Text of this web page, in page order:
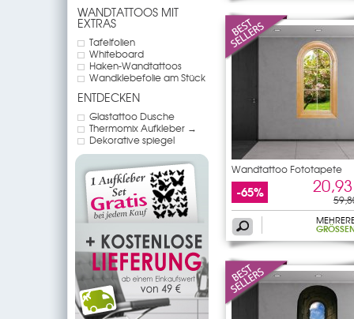
WANDTATTOOS MIT
EXTRAS
Tafelfolien
Whiteboard
Haken-Wandtattoos
Wandklebefolie am Stück
ENTDECKEN
Glastattoo Dusche
Thermomix Aufkleber →
Dekorative spiegel
Wandtattoo Fototapete
Fenster
-65%
GRÖSSEN